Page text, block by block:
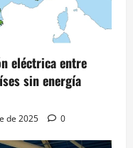
eléctrica entre
sin energía
de 2025 0